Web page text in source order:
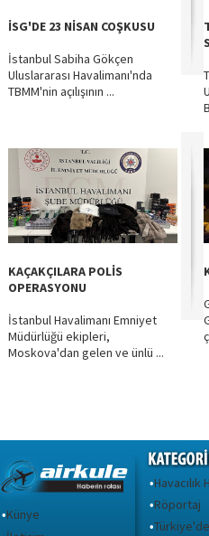
İSG'DE 23 NİSAN COŞKUSU
İstanbul Sabiha Gökçen
Uluslararası Havalimanı'nda
TBMM'nin açılışının ...
KAÇAKÇILARA POLİS
OPERASYONU
İstanbul Havalimanı Emniyet
Müdürlüğü ekipleri,
Moskova'dan gelen ve ünlü ...
•Künye
•Havacılık
•Röportaj
•